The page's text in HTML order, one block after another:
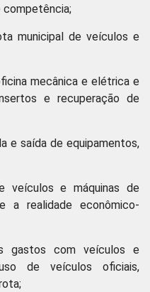
competência;
municipal de veículos e
mecânica e elétrica e
e recuperação de
e saída de equipamentos,
veículos e máquinas de
a realidade econômico-
gastos com veículos e
de veículos oficiais,